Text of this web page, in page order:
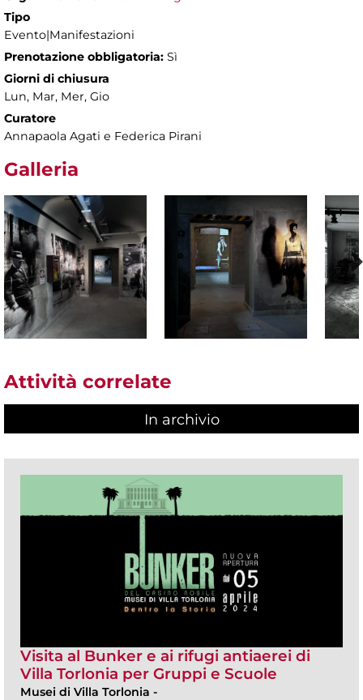
Tipo
Evento|Manifestazioni
Prenotazione obbligatoria: Sì
Giorni di chiusura
Lun, Mar, Mer, Gio
Curatore
Annapaola Agati e Federica Pirani
Galleria
Attività correlate
In archivio
Visita al Bunker e ai rifugi antiaerei di
Villa Torlonia per Gruppi e Scuole
Musei di Villa Torlonia -